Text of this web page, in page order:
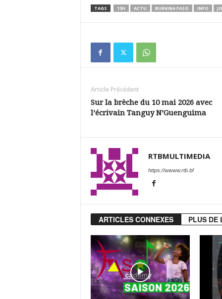
TAGS 13H ACTU BURKINA FASO INFO
Article Précédent
Sur la brèche du 10 mai 2026 avec
l’écrivain Tanguy N’Guenguima
RTBMULTIMEDIA
https://wwww.rtb.bf
ARTICLES CONNEXES PLUS DE